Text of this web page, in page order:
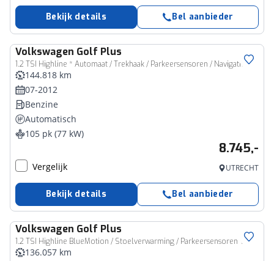
Bekijk details Bel aanbieder
Volkswagen Golf Plus
1.2 TSI Highline * Automaat / Trekhaak / Parkeersensoren / Navigatie *
144.818 km
07-2012
Benzine
Automatisch
105 pk (77 kW)
8.745,-
Vergelijk UTRECHT
Bekijk details Bel aanbieder
Volkswagen Golf Plus
1.2 TSI Highline BlueMotion / Stoelverwarming / Parkeersensoren V+A / Trekhaak / Extra Winterset /
136.057 km